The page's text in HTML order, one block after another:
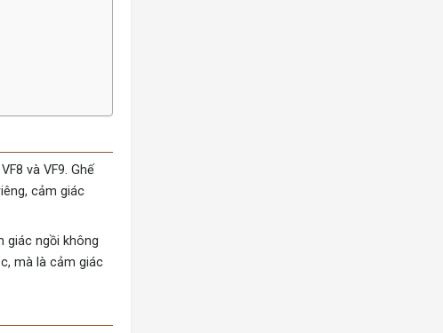
VF8 và VF9. Ghế
cảm giác
giác ngồi không
mà là cảm giác